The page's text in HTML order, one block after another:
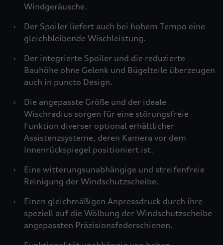
Windgeräusche.
›
Der Spoiler liefert auch bei hohem Tempo eine
gleichbleibende Wischleistung.
›
Der integrierte Spoiler und die reduzierte
Bauhöhe ohne Gelenk und Bügelteile überzeugen
auch in puncto Design.
›
Die angepasste Größe und der ideale
Wischradius sorgen für eine störungsfreie
Funktion diverser optional erhältlicher
Assistenzsysteme, deren Kamera vor dem
Innenrückspiegel positioniert ist.
›
Eine witterungsunabhängige und streifenfreie
Reinigung der Windschutzscheibe.
›
Einen gleichmäßigen Anpressdruck durch ihre
speziell auf die Wölbung der Windschutzscheibe
angepassten Präzisionsfederschienen.